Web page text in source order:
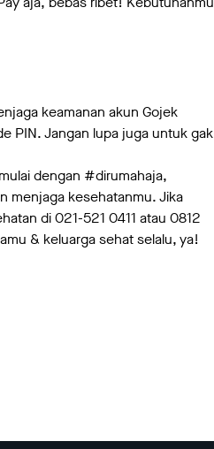
keamanan akun Gojek
PIN. Jangan lupa juga untuk gak
dengan #dirumahaja,
menjaga kesehatanmu. Jika
di 021-521 0411 atau 0812
& keluarga sehat selalu, ya!